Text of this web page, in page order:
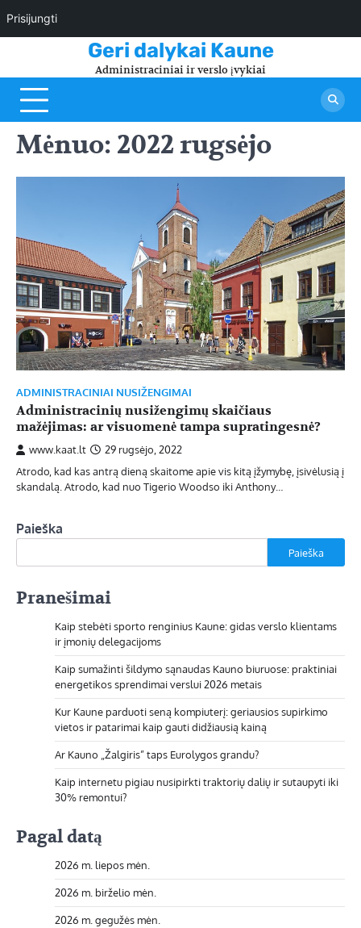
Prisijungti
content
Geri dalykai Kaune
Administraciniai ir verslo įvykiai
Mėnuo: 2022 rugsėjo
ADMINISTRACINIAI NUSIŽENGIMAI
Administracinių nusižengimų skaičiaus
mažėjimas: ar visuomenė tampa supratingesnė?
www.kaat.lt
29 rugsėjo, 2022
Atrodo, kad kas antrą dieną skaitome apie vis kitą įžymybę, įsivėlusią į
skandalą. Atrodo, kad nuo Tigerio Woodso iki Anthony…
Paieška
Paieška
Pranešimai
Kaip stebėti sporto renginius Kaune: gidas verslo klientams
ir įmonių delegacijoms
Kaip sumažinti šildymo sąnaudas Kauno biuruose: praktiniai
energetikos sprendimai verslui 2026 metais
Kur Kaune parduoti seną kompiuterį: geriausios supirkimo
vietos ir patarimai kaip gauti didžiausią kainą
Ar Kauno „Žalgiris” taps Eurolygos grandu?
Kaip internetu pigiau nusipirkti traktorių dalių ir sutaupyti iki
30% remontui?
Pagal datą
2026 m. liepos mėn.
2026 m. birželio mėn.
2026 m. gegužės mėn.